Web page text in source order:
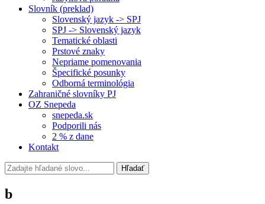
Slovník (preklad)
Slovenský jazyk -> SPJ
SPJ -> Slovenský jazyk
Tematické oblasti
Prstové znaky
Nepriame pomenovania
Špecifické posunky
Odborná terminológia
Zahraničné slovníky PJ
OZ Snepeda
snepeda.sk
Podporili nás
2 % z dane
Kontakt
Hľadať
b